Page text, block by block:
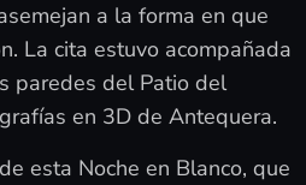
a la forma en que
La cita estuvo acompañada
paredes del Patio del
en 3D de Antequera.
esta Noche en Blanco, que